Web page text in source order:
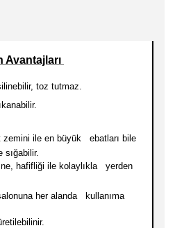
Avantajları
toz tutmaz.
ile en büyük ebatları bile
sığabilir.
hafifliği ile kolaylıkla yerden
her alanda kullanıma